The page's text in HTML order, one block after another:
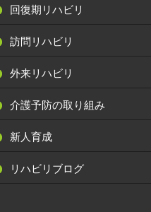
回復期リハビリ
訪問リハビリ
外来リハビリ
介護予防の取り組み
新人育成
リハビリブログ